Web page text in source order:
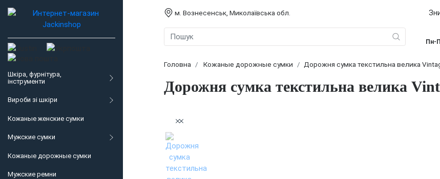
Шкіра, фурнітура,
інструменти
Вироби зі шкіри
Кожаные женские сумки
Мужские сумки
Кожаные дорожные сумки
Мужские ремни
м. Вознесенськ, Миколаївська обл.
Пн-
Головна Кожаные дорожные сумки Дорожня сумка текстильна велика
Дорожня сумка текстильна велика